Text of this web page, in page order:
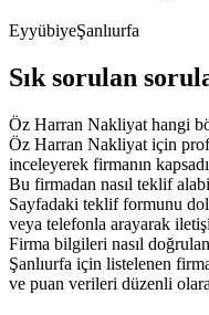
EyyübiyeŞanlıurfa
Sık sorulan
Öz Harran Nakliyat hangi
Öz Harran Nakliyat için
inceleyerek firmanın
Bu firmadan nasıl teklif
Sayfadaki teklif formunu
veya telefonla arayarak
Firma bilgileri nasıl
Şanlıurfa için listelenen
ve puan verileri düzenli